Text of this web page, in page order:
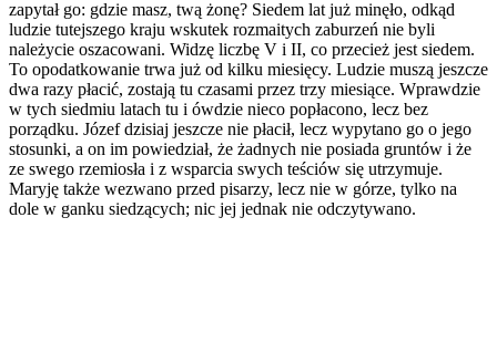
zapytał go: gdzie masz, twą żonę? Siedem lat już minęło, odkąd
ludzie tutejszego kraju wskutek rozmaitych zaburzeń nie byli
należycie oszacowani. Widzę liczbę V i II, co przecież jest siedem.
To opodatkowanie trwa już od kilku miesięcy. Ludzie muszą jeszcze
dwa razy płacić, zostają tu czasami przez trzy miesiące. Wprawdzie
w tych siedmiu latach tu i ówdzie nieco popłacono, lecz bez
porządku. Józef dzisiaj jeszcze nie płacił, lecz wypytano go o jego
stosunki, a on im powiedział, że żadnych nie posiada gruntów i że
ze swego rzemiosła i z wsparcia swych teściów się utrzymuje.
Maryję także wezwano przed pisarzy, lecz nie w górze, tylko na
dole w ganku siedzących; nic jej jednak nie odczytywano.